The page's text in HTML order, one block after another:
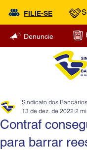
FILIE-SE
Denuncie
Contraf
para barrar
Sindicato dos Bancários
13 de dez. de 2022 2